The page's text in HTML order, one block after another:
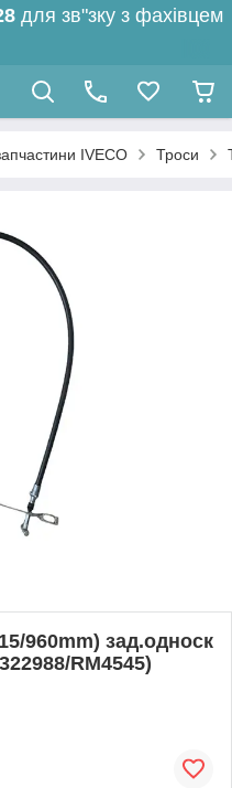
для зв"зку з фахівцем
IVECO Троси
960mm) зад.односк
RM4545)